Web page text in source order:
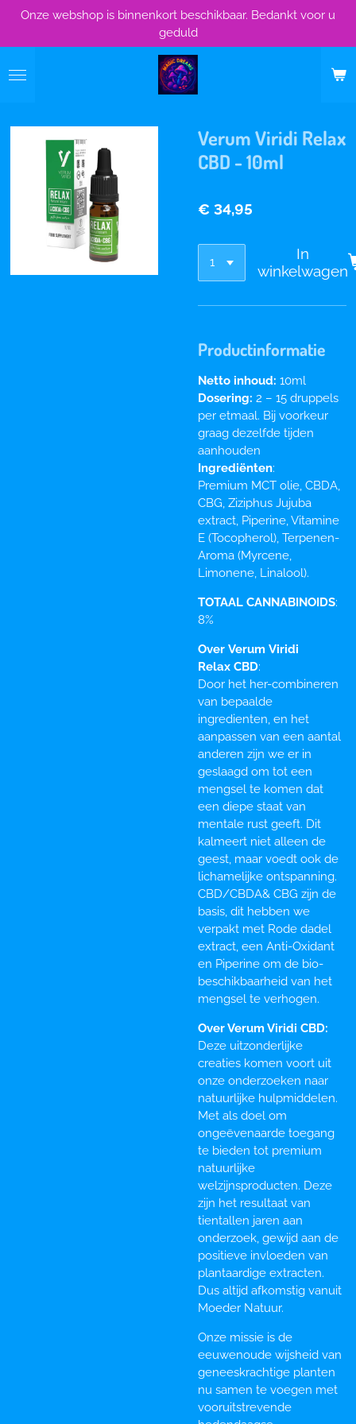
Ga
naar
de
Onze webshop is binnenkort beschikbaar. Bedankt voor u
geduld
Verum Viridi Relax
CBD - 10ml
€ 34,95
In
winkelwagen
Productinformatie
Netto inhoud: 10ml
Dosering: 2 – 15 druppels
per etmaal. Bij voorkeur
graag dezelfde tijden
aanhouden
Ingrediënten:
Premium MCT olie, CBDA,
CBG, Ziziphus Jujuba
extract, Piperine, Vitamine
E (Tocopherol), Terpenen-
Aroma (Myrcene,
Limonene, Linalool).
TOTAAL CANNABINOIDS:
8%
Over Verum Viridi
Relax CBD:
Door het her-combineren
van bepaalde
ingredienten, en het
aanpassen van een aantal
anderen zijn we er in
geslaagd om tot een
mengsel te komen dat
een diepe staat van
mentale rust geeft. Dit
kalmeert niet alleen de
geest, maar voedt ook de
lichamelijke ontspanning.
CBD/CBDA& CBG zijn de
basis, dit hebben we
verpakt met Rode dadel
extract, een Anti-Oxidant
en Piperine om de bio-
beschikbaarheid van het
mengsel te verhogen.
Over Verum Viridi CBD:
Deze uitzonderlijke
creaties komen voort uit
onze onderzoeken naar
natuurlijke hulpmiddelen.
Met als doel om
ongeëvenaarde toegang
te bieden tot premium
natuurlijke
welzijnsproducten. Deze
zijn het resultaat van
tientallen jaren aan
onderzoek, gewijd aan de
positieve invloeden van
plantaardige extracten.
Dus altijd afkomstig vanuit
Moeder Natuur.
Onze missie is de
eeuwenoude wijsheid van
geneeskrachtige planten
nu samen te voegen met
vooruitstrevende